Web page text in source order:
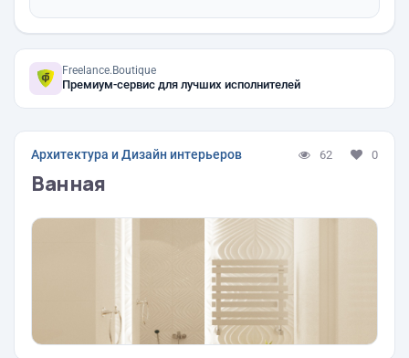
Freelance.Boutique
Премиум-сервис для лучших исполнителей
Архитектура и Дизайн интерьеров 62 0
Ванная